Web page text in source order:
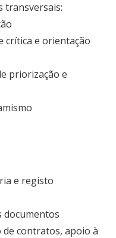
transversais:
crítica e orientação
priorização e
e registo
documentos
de contratos, apoio à